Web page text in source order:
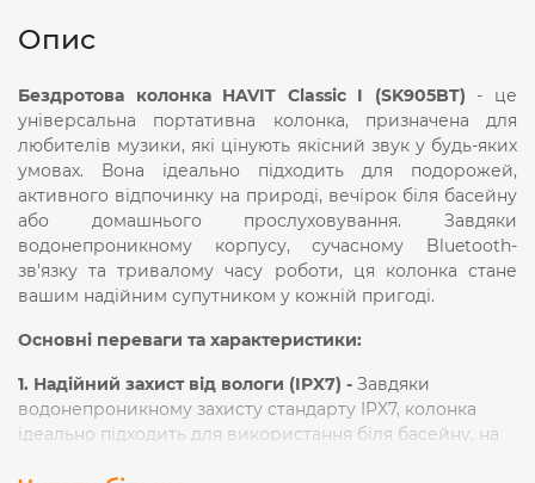
Опис
Бездротова колонка HAVIT Classic I (SK905BT) - це
універсальна портативна колонка, призначена для
любителів музики, які цінують якісний звук у будь-яких
умовах. Вона ідеально підходить для подорожей,
активного відпочинку на природі, вечірок біля басейну
або домашнього прослуховування. Завдяки
водонепроникному корпусу, сучасному Bluetooth-
зв'язку та тривалому часу роботи, ця колонка стане
вашим надійним супутником у кожній пригоді.
Основні переваги та характеристики:
1. Надійний захист від вологи (IPX7) - Завдяки
водонепроникному захисту стандарту IPX7, колонка
ідеально підходить для використання біля басейну, на